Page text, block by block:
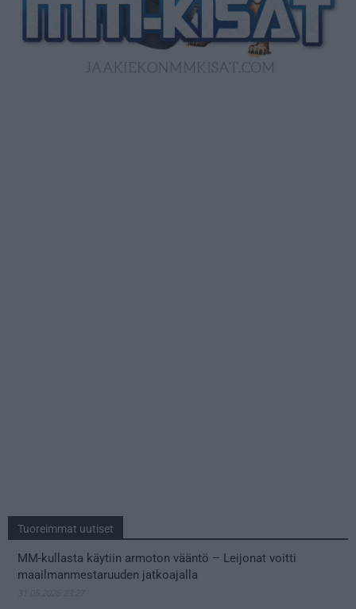
Tuoreimmat uutiset
MM-kullasta käytiin armoton vääntö – Leijonat voitti
maailmanmestaruuden jatkoajalla